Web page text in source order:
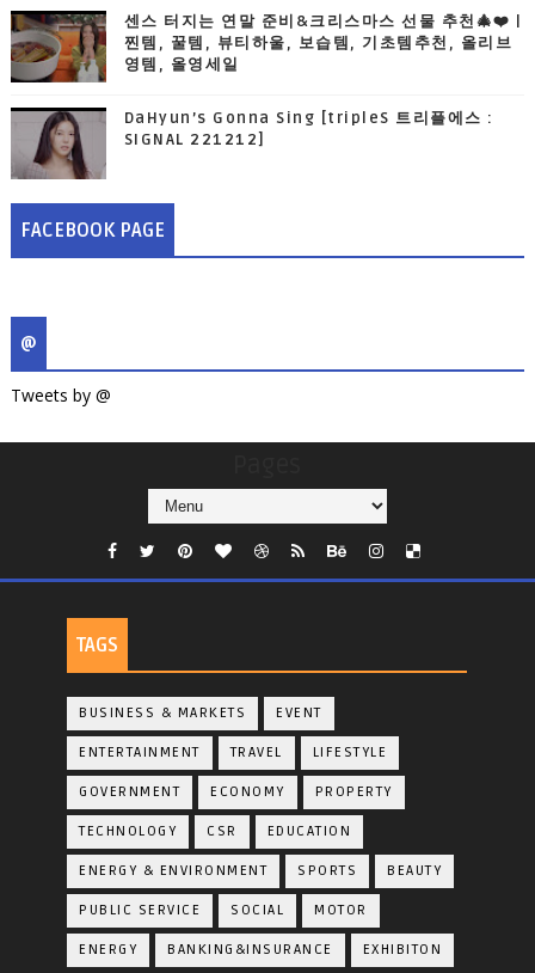
센스 터지는 연말 준비&크리스마스 선물 추천🎄❤️ |
찐템, 꿀템, 뷰티하울, 보습템, 기초템추천, 올리브
영템, 올영세일
DaHyun’s Gonna Sing [tripleS 트리플에스 :
SIGNAL 221212]
FACEBOOK PAGE
@
Tweets by @
TAGS
BUSINESS & MARKETS EVENT
ENTERTAINMENT TRAVEL LIFESTYLE
GOVERNMENT ECONOMY PROPERTY
TECHNOLOGY CSR EDUCATION
ENERGY & ENVIRONMENT SPORTS BEAUTY
PUBLIC SERVICE SOCIAL MOTOR
ENERGY BANKING&INSURANCE EXHIBITON